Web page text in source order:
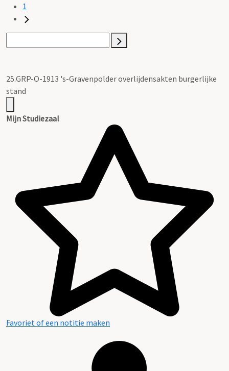
1
25.GRP-O-1913 's-Gravenpolder overlijdensakten burgerlijke
stand
Mijn Studiezaal
Favoriet of een notitie maken